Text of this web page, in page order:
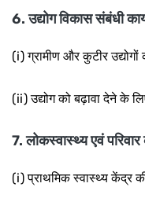
6. उद्योग विकास संबंधी
(i) ग्रामीण और कुटीर उद्योगों
(ii) उद्योग को बढ़ावा देने के
7. लोकस्वास्थ्य एवं
(i) प्राथमिक स्वास्थ्य केंद्र